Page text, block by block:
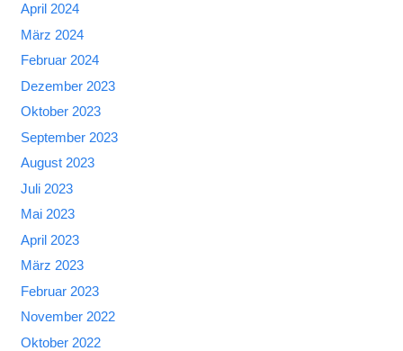
April 2024
März 2024
Februar 2024
Dezember 2023
Oktober 2023
September 2023
August 2023
Juli 2023
Mai 2023
April 2023
März 2023
Februar 2023
November 2022
Oktober 2022